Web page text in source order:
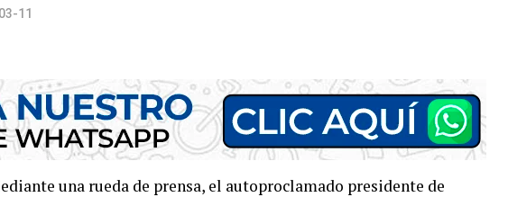
11
una rueda de prensa, el autoproclamado presidente de